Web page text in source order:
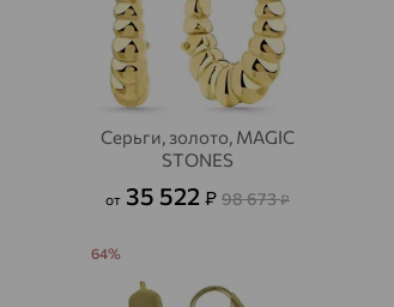
Серьги, золото, MAGIC
STONES
от 35 522₽ 98 673₽
64%